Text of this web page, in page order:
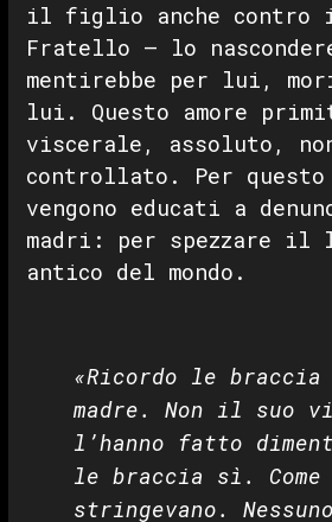
il figlio anche contro
Fratello — lo
mentirebbe per lui,
lui. Questo amore
viscerale, assoluto,
controllato. Per
vengono educati a
madri: per spezzare il
antico del mondo.
«Ricordo le braccia
madre. Non il suo
l’hanno fatto
le braccia sì. Come
stringevano.